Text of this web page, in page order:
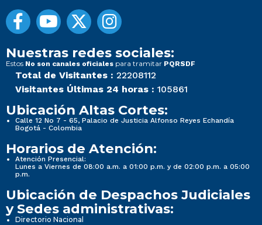
Nuestras redes sociales:
Estos No son canales oficiales para tramitar PQRSDF
Total de Visitantes : 22208112
Visitantes Últimas 24 horas : 105861
Ubicación Altas Cortes:
Calle 12 No 7 - 65, Palacio de Justicia Alfonso Reyes Echandía
Bogotá - Colombia
Horarios de Atención:
Atención Presencial:
Lunes a Viernes de 08:00 a.m. a 01:00 p.m. y de 02:00 p.m. a 05:00
p.m.
Ubicación de Despachos Judiciales
y Sedes administrativas:
Directorio Nacional